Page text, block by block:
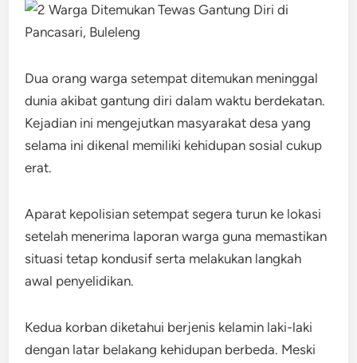
Dua orang warga setempat ditemukan meninggal
dunia akibat gantung diri dalam waktu berdekatan.
Kejadian ini mengejutkan masyarakat desa yang
selama ini dikenal memiliki kehidupan sosial cukup
erat.
Aparat kepolisian setempat segera turun ke lokasi
setelah menerima laporan warga guna memastikan
situasi tetap kondusif serta melakukan langkah
awal penyelidikan.
Kedua korban diketahui berjenis kelamin laki-laki
dengan latar belakang kehidupan berbeda. Meski